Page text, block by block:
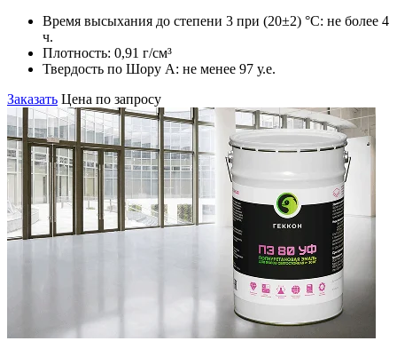
Время высыхания до степени 3 при (20±2) °С: не более 4
ч.
Плотность: 0,91 г/см³
Твердость по Шору А: не менее 97 у.е.
Заказать Цена по запросу